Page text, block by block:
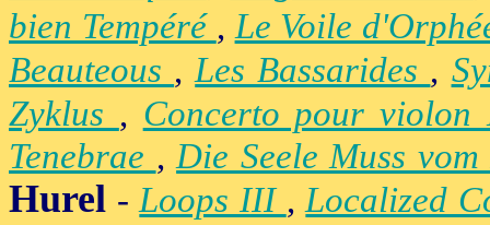
bien Tempéré ,Le Voile
Beauteous ,Les Bassarides ,
Zyklus , Concerto pour
Tenebrae ,Die Seele Muss
Hurel -Loops III ,Localized